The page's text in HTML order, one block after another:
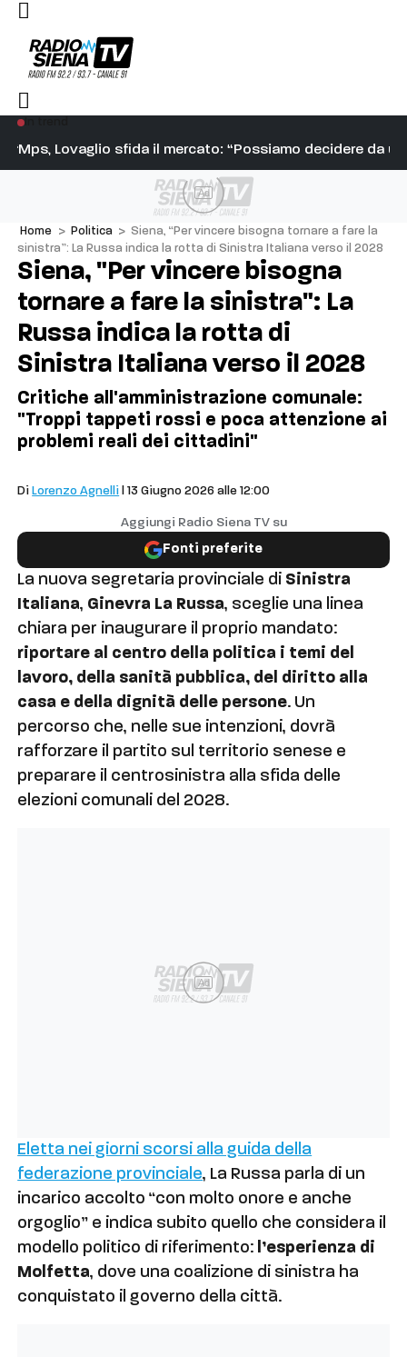
Mps, Lovaglio sfida il mercato: “Possiamo decidere da
“Attacchi assurdi, serve rispetto per la professionalità”
Ad
Home > Politica > Siena, “Per vincere bisogna tornare a fare la
sinistra”: La Russa indica la rotta di Sinistra Italiana verso il 2028
Siena, "Per vincere bisogna
tornare a fare la sinistra": La
Russa indica la rotta di
Sinistra Italiana verso il 2028
Critiche all'amministrazione comunale:
"Troppi tappeti rossi e poca attenzione ai
problemi reali dei cittadini"
Di Lorenzo Agnelli | 13 Giugno 2026 alle 12:00
Aggiungi Radio Siena TV su
Fonti preferite
La nuova segretaria provinciale di Sinistra
Italiana, Ginevra La Russa, sceglie una linea
chiara per inaugurare il proprio mandato:
riportare al centro della politica i temi del
lavoro, della sanità pubblica, del diritto alla
casa e della dignità delle persone. Un
percorso che, nelle sue intenzioni, dovrà
rafforzare il partito sul territorio senese e
preparare il centrosinistra alla sfida delle
elezioni comunali del 2028.
Ad
Eletta nei giorni scorsi alla guida della
federazione provinciale, La Russa parla di un
incarico accolto “con molto onore e anche
orgoglio” e indica subito quello che considera il
modello politico di riferimento: l’esperienza di
Molfetta, dove una coalizione di sinistra ha
conquistato il governo della città.